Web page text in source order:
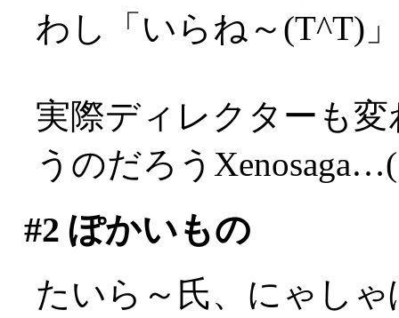
わし「いらね～(T^T)」
実際ディレクターも
うのだろう
#2 ぽかいもの
たいら～氏、にゃし